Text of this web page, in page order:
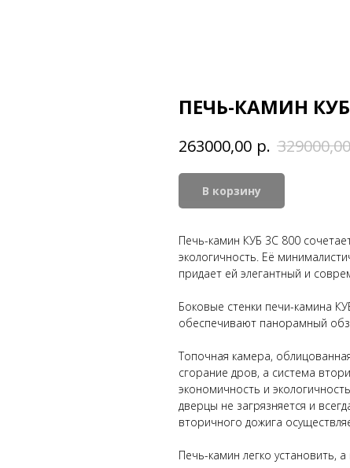
ПЕЧЬ-КАМИН КУБ
263000,00 р. 329000,00
В корзину
Печь-камин КУБ 3С 800
экологичность. Её
придает ей элегантный и
Боковые стенки печи-камина
обеспечивают панорамный
Топочная камера,
сгорание дров, а система
экономичность и
дверцы не загрязняется и
вторичного дожига
Печь-камин легко установить,